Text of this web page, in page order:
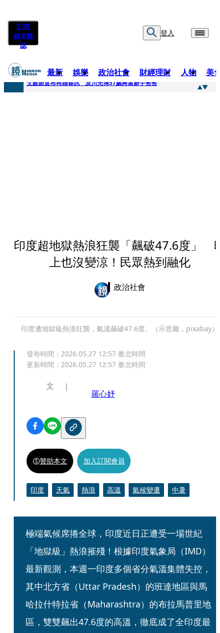
訂閱
紙本雜
誌
登入
最新 娛樂 政治社會 財經理財 人物 美
快訊
父親節宣布再婚喜訊 及川光博57歲將當新手爸爸
印度超地獄熱浪狂襲「飆破47.6度」
上也沒變涼！民眾熱到融化
政治社會
印度遭地獄級熱浪狂襲，氣溫飆破47.6度。（示意圖，pixabay）
發布時間： 2026.05.27 12:57 臺北時間
更新時間： 2026.05.27 12:57 臺北時間
文
羅心妤
贊助本文 加入訂閱會員
印度 天氣 熱浪 高溫 氣候變遷 中暑
極端氣候席捲全球，印度近日正遭受一場世紀
「地獄級」熱浪摧殘！根據印度氣象局（IMD）
最新觀測，本週一印度多個省分氣溫集體失控，
其中北方省（Uttar Pradesh）的班達地區與馬
哈拉什特拉省（Maharashtra）的布拉馬普里地
區，雙雙飆出47.6度的高溫，徹底成了全印度最